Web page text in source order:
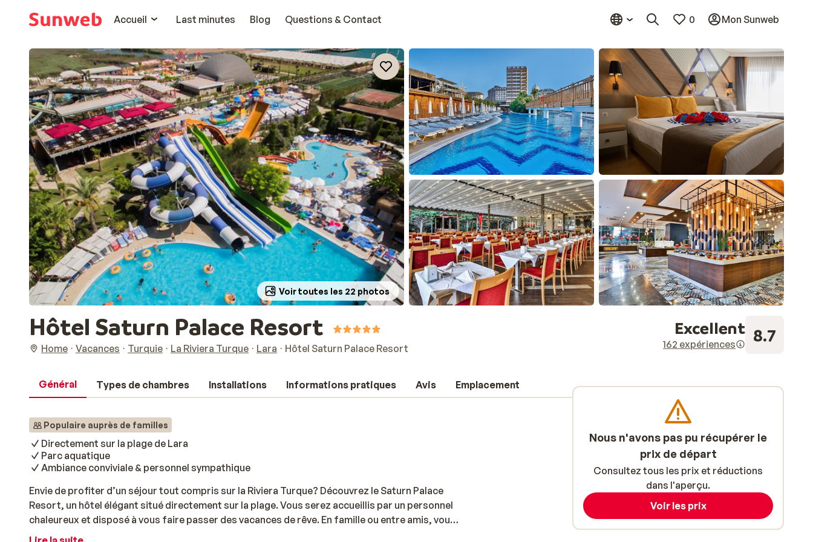
Accueil
Last minutes Blog Questions & Contact 0 Mon Sunweb
Voir toutes les 22 photos
Hôtel Saturn Palace Resort
Home Vacances Turquie La Riviera Turque Lara Hôtel Saturn Palace Resort
Excellent
162 expériences 8.7
Général Types de chambres Installations Informations pratiques Avis Emplacement
Populaire auprès de familles
Directement sur la plage de Lara
Parc aquatique
Ambiance conviviale & personnel sympathique
Envie de profiter d’un séjour tout compris sur la Riviera Turque? Découvrez le Saturn Palace
Resort, un hôtel élégant situé directement sur la plage. Vous serez accueillis par un personnel
chaleureux et disposé à vous faire passer des vacances de rêve. En famille ou entre amis, vous
trouverez assurément votre bonheur parmi la multitude d’activités proposées sur place:
Nous n'avons pas pu récupérer le
prix de départ
Consultez tous les prix et réductions
dans l'aperçu.
Voir les prix